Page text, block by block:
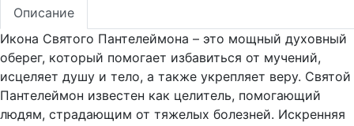
Описание
Икона Святого Пантелеймона – это мощный духовный
оберег, который помогает избавиться от мучений,
исцеляет душу и тело, а также укрепляет веру. Святой
Пантелеймон известен как целитель, помогающий
людям, страдающим от тяжелых болезней. Искренняя